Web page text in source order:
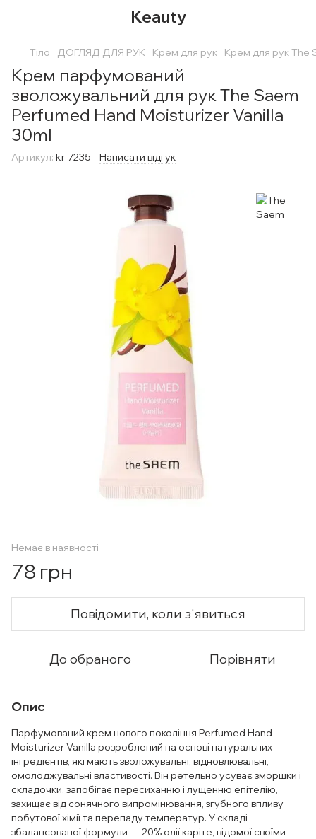
Keauty
Тіло ДОГЛЯД ДЛЯ РУК Крем для рук Крем для рук The
Крем парфумований
зволожувальний для рук The Saem
Perfumed Hand Moisturizer Vanilla
30ml
Артикул: kr-7235 Написати відгук
Немає в наявності
78 грн
Повідомити, коли з'явиться
До обраного Порівняти
Опис
Парфумований крем нового покоління Perfumed Hand
Moisturizer Vanilla розроблений на основі натуральних
інгредієнтів, які мають зволожувальні, відновлювальні,
омолоджувальні властивості. Він ретельно усуває зморшки і
складочки, запобігає пересиханню і лущенню епітелію,
захищає від сонячного випромінювання, згубного впливу
побутової хімії та перепаду температур. У складі
збалансованої формули — 20% олії каріте, відомої своїми